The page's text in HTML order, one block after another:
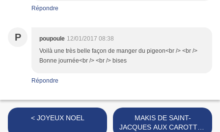
Répondre
P poupoule 12/01/2017 08:38
Voilà une très belle façon de manger du pigeon<br /> <br />
Bonne journée<br /> <br /> bises
Répondre
< JOYEUX NOEL
MAKIS DE SAINT-
JACQUES AUX CAROTTES